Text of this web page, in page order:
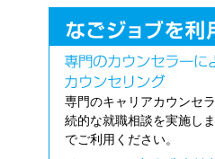
専門のキャリアカウンセ
続的な就職相談を実施し
でご利用ください。